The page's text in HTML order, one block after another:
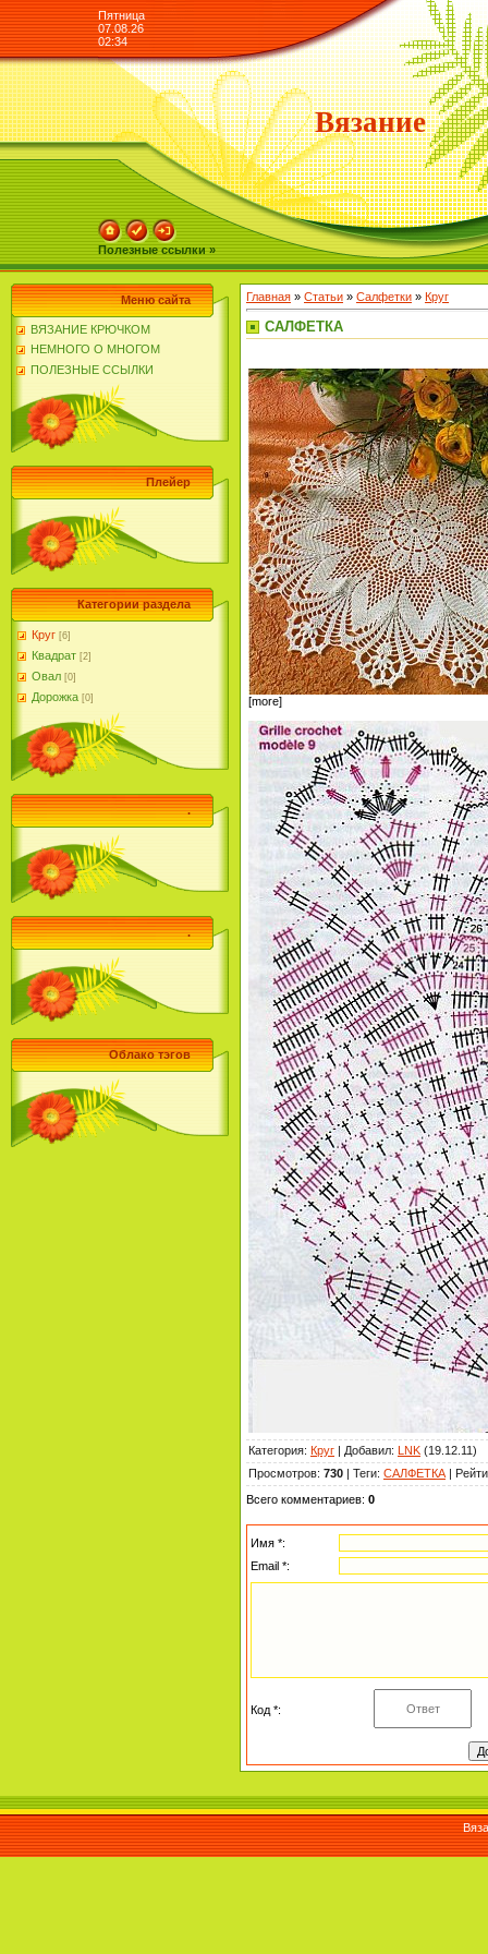
Пятница
07.08.26
02:34
Вязание
Полезные ссылки »
Меню сайта
ВЯЗАНИЕ КРЮЧКОМ
НЕМНОГО О МНОГОМ
ПОЛЕЗНЫЕ ССЫЛКИ
Плейер
Категории раздела
Круг [6]
Квадрат [2]
Овал [0]
Дорожка [0]
.
.
Облако тэгов
Главная » Статьи » Салфетки » Круг
САЛФЕТКА
[more]
Категория: Круг | Добавил: LNK (19.12.11)
Просмотров: 730 | Теги: САЛФЕТКА |
Всего комментариев: 0
Имя *:
Email *:
Код *: